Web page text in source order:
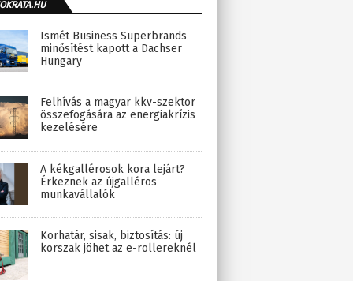
Ismét Business Superbrands
minősítést kapott a Dachser
Hungary
Felhívás a magyar kkv-szektor
összefogására az energiakrízis
kezelésére
A kékgallérosok kora lejárt?
Érkeznek az újgalléros
munkavállalók
Korhatár, sisak, biztosítás: új
korszak jöhet az e-rollereknél